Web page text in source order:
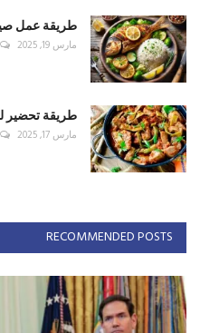
طريقة عمل
مارس 19, 2025
طريقة تحضير
مارس 17, 2025
RECOMMENDED POSTS